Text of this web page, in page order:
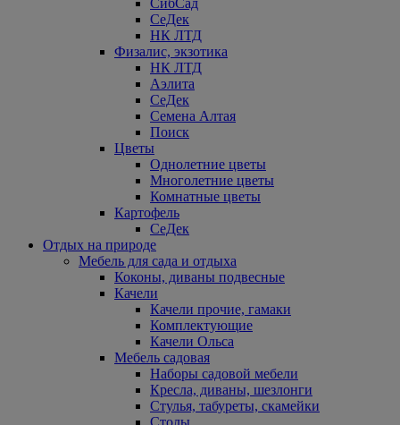
СибСад
СеДек
НК ЛТД
Физалис, экзотика
НК ЛТД
Аэлита
СеДек
Семена Алтая
Поиск
Цветы
Однолетние цветы
Многолетние цветы
Комнатные цветы
Картофель
СеДек
Отдых на природе
Мебель для сада и отдыха
Коконы, диваны подвесные
Качели
Качели прочие, гамаки
Комплектующие
Качели Ольса
Мебель садовая
Наборы садовой мебели
Кресла, диваны, шезлонги
Стулья, табуреты, скамейки
Столы